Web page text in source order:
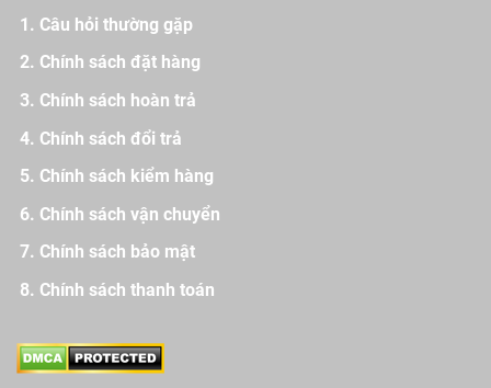
Câu hỏi thường gặp
Chính sách đặt hàng
Chính sách hoàn trả
Chính sách đổi trả
Chính sách kiểm hàng
Chính sách vận chuyển
Chính sách bảo mật
Chính sách thanh toán